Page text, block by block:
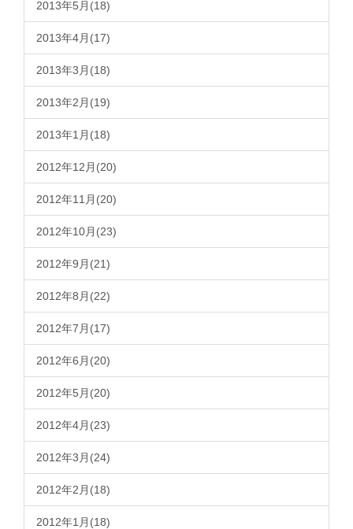
2013年5月(18)
2013年4月(17)
2013年3月(18)
2013年2月(19)
2013年1月(18)
2012年12月(20)
2012年11月(20)
2012年10月(23)
2012年9月(21)
2012年8月(22)
2012年7月(17)
2012年6月(20)
2012年5月(20)
2012年4月(23)
2012年3月(24)
2012年2月(18)
2012年1月(18)